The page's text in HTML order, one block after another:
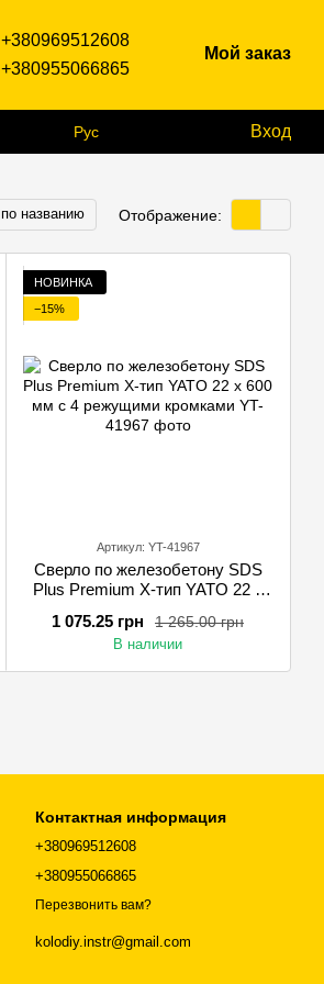
+380969512608
+380955066865
Мой заказ
Рус Вход
по названию Отображение:
НОВИНКА
−15%
Артикул: YT-41967
Сверло по железобетону SDS
Plus Premium Х-тип YATO 22 х
1 265.00 грн
1 075.25 грн
В наличии
Контактная информация
+380969512608
+380955066865
Перезвонить вам?
kolodiy.instr@gmail.com